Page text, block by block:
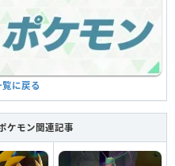
に戻る
ケモン関連記事